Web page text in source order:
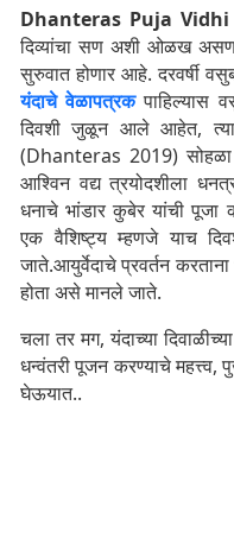
Dhanteras Puja
दिव्यांचा सण अशी ओळख
सुरुवात होणार आहे. दरवर्षी
यंदाचे वेळापत्रकपाहिल्यास
दिवशी जुळून आले आहेत,
(Dhanteras 2019) सोहळा
आश्विन वद्य त्रयोदशीला
धनाचे भांडार कुबेर यांची
एक वैशिष्ट्य म्हणजे याच
जाते.आयुर्वेदाचे प्रवर्तन
होता असे मानले जाते.
चला तर मग, यंदाच्या
धन्वंतरी पूजन करण्याचे
घेऊयात..